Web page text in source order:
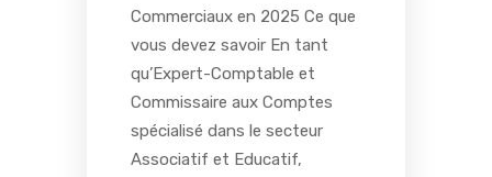
Commerciaux en 2025 Ce que
vous devez savoir En tant
qu’Expert-Comptable et
Commissaire aux Comptes
spécialisé dans le secteur
Associatif et Educatif,